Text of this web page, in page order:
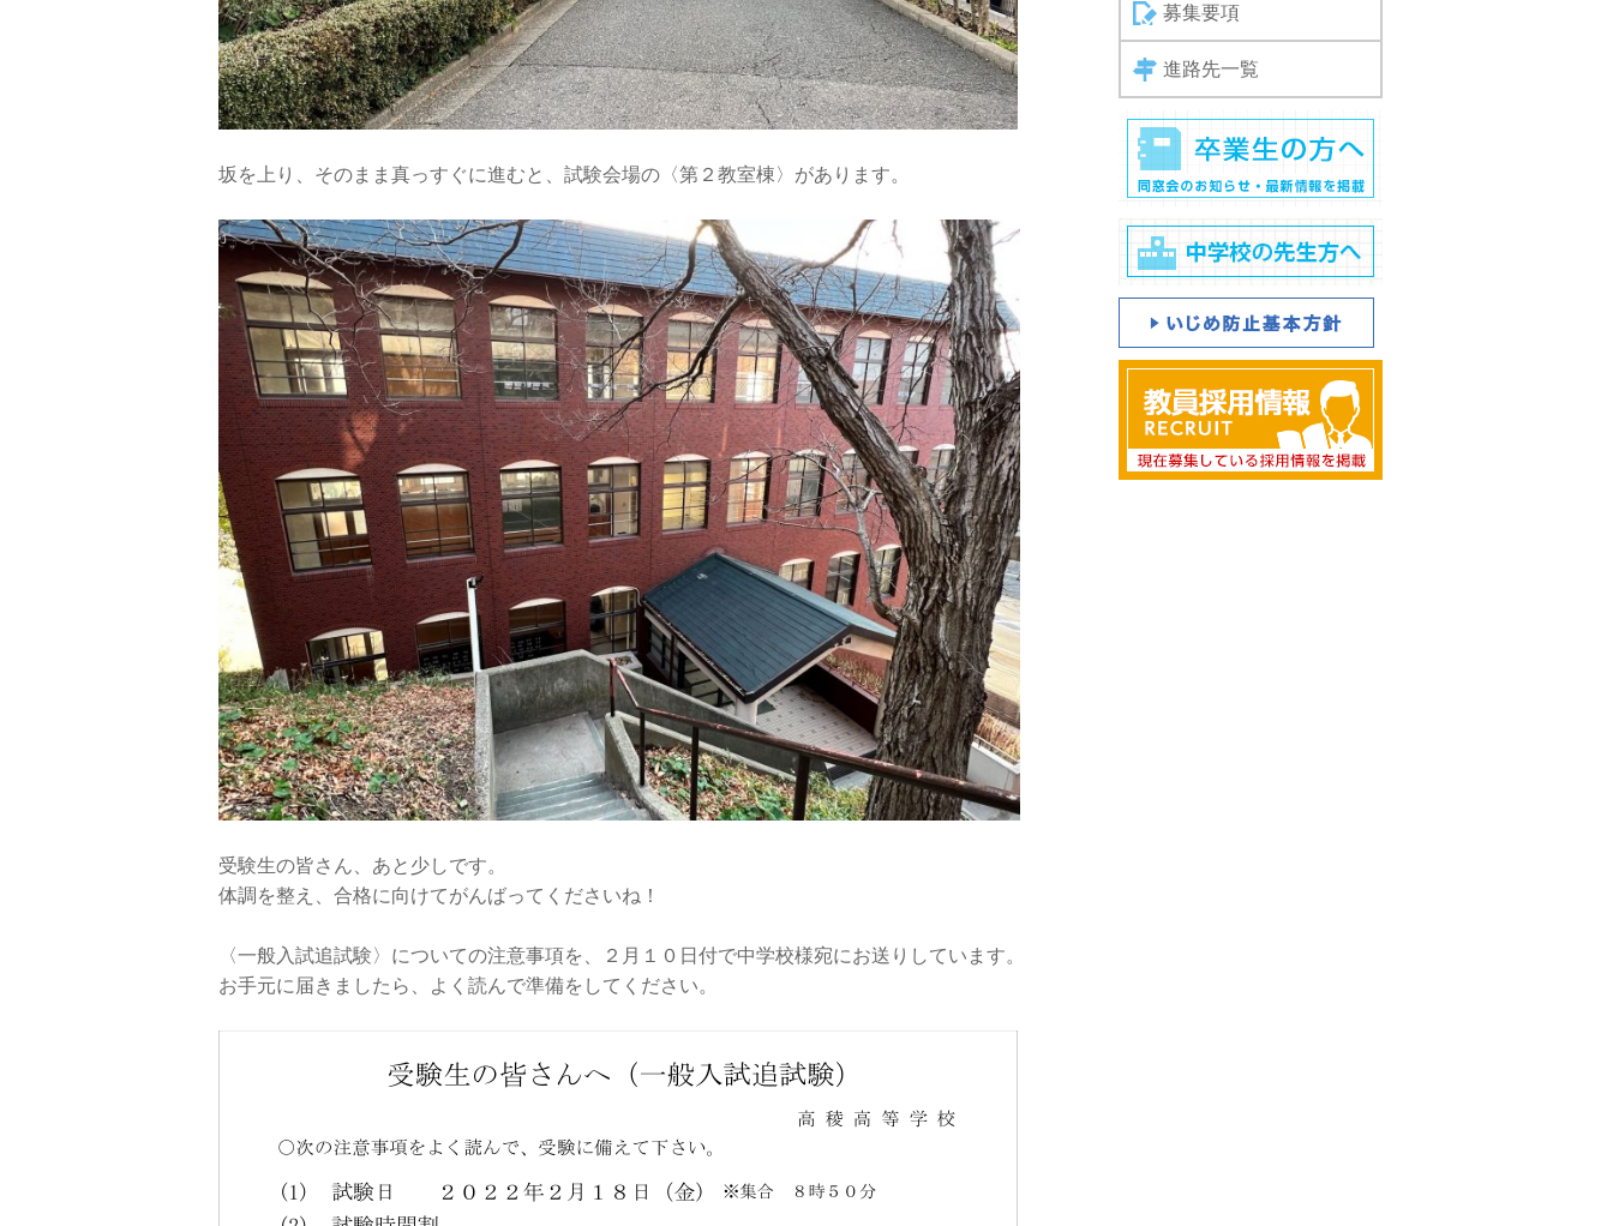
坂を上り、そのまま真っすぐに進むと、試験会場の〈第２教室棟〉があります。
受験生の皆さん、あと少しです。
体調を整え、合格に向けてがんばってくださいね！
〈一般入試追試験〉についての注意事項を、２月１０日付で中学校様宛にお送りしています。
お手元に届きましたら、よく読んで準備をしてください。
募集要項
進路先一覧